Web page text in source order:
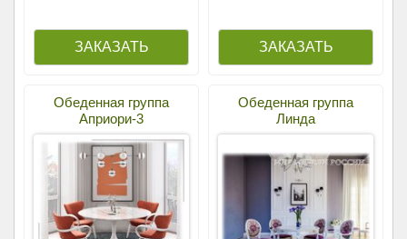
Обеденная группа
Априори-3
Обеденная группа
Линда